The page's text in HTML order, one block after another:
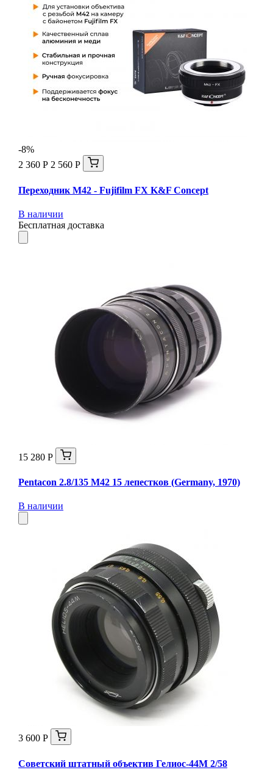
-8%
2 360 Р 2 560 Р
Переходник M42 - Fujifilm FX K&F Concept
В наличии
Бесплатная доставка
15 280 Р
Pentacon 2.8/135 M42 15 лепестков (Germany, 1970)
В наличии
3 600 Р
Советский штатный объектив Гелиос-44М 2/58